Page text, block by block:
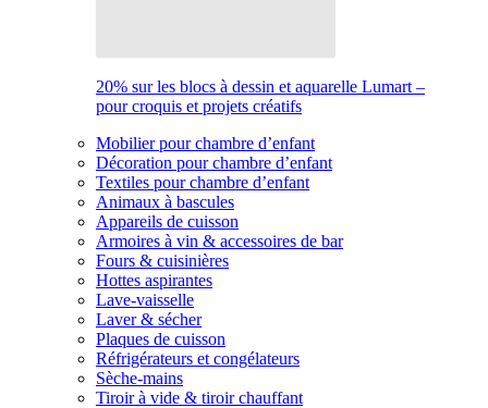
20% sur les blocs à dessin et aquarelle Lumart –
pour croquis et projets créatifs
Mobilier pour chambre d’enfant
Décoration pour chambre d’enfant
Textiles pour chambre d’enfant
Animaux à bascules
Appareils de cuisson
Armoires à vin & accessoires de bar
Fours & cuisinières
Hottes aspirantes
Lave-vaisselle
Laver & sécher
Plaques de cuisson
Réfrigérateurs et congélateurs
Sèche-mains
Tiroir à vide & tiroir chauffant